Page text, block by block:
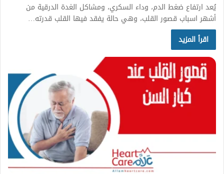
يُعد ارتفاع ضغط الدم، وداء السكري، ومشاكل الغدة الدرقية من
أشهر اسباب قصور القلب، وهي حالة يفقد فيها القلب قدرته…
اقرأ المزيد